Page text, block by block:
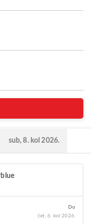
sub, 8. kol 2026.
Do
čet, 6. kol 2026.